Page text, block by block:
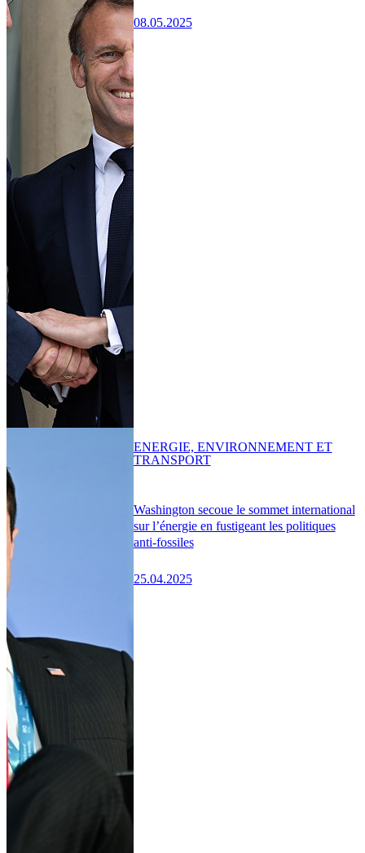
08.05.2025
Washington secoue le sommet international
sur l’énergie en fustigeant les politiques
anti-fossiles
25.04.2025
ENERGIE, ENVIRONNEMENT ET
TRANSPORT